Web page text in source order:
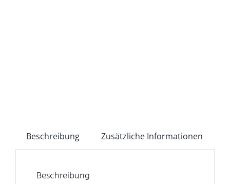
Beschreibung Zusätzliche Informationen
Beschreibung